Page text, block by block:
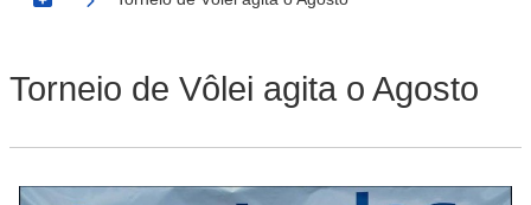
Botão Menu
Torneio de Vôlei agita o Agosto